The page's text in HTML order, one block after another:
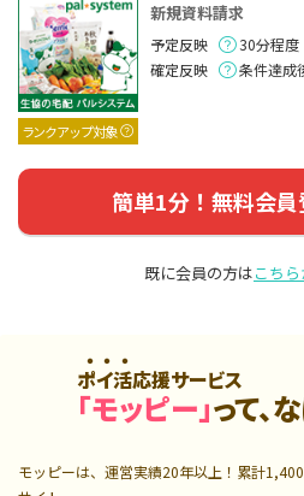
ランクアップ対象
新規資料請求
予定反映
30分程度
確定反映
条件達成
簡単1分！無料会
既に会員の方はこち
ポイ活応援サービス
「モッピー」って、
モッピーは、運営実績20年以上！累計